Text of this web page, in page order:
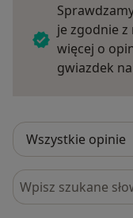
je zgodnie z
więcej o
gwiazdek na
Szukaj w opiniach